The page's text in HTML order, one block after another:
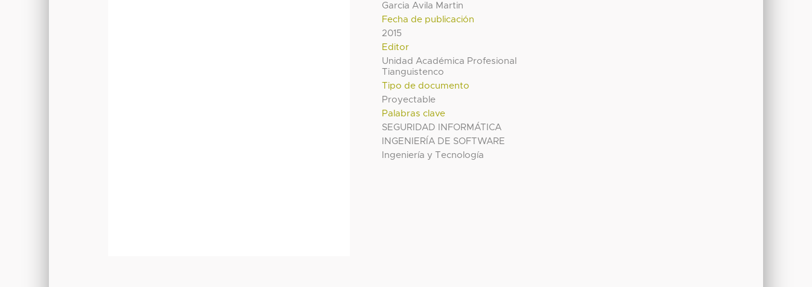
Garcia Avila Martin
Fecha de publicación
2015
Editor
Unidad Académica Profesional
Tianguistenco
Tipo de documento
Proyectable
Palabras clave
SEGURIDAD INFORMÁTICA
INGENIERÍA DE SOFTWARE
Ingeniería y Tecnología